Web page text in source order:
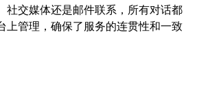
社交媒体还是邮件联系，所有对话都
上管理，确保了服务的连贯性和一致